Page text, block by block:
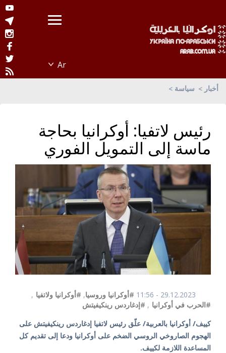
أخبار سياسة
رئيس لاتفيا: أوكرانيا بحاجة
ماسة إلى التمويل الفوري
29.12.2023 - 11:56 #أوكرانيا وروسيا, #أوكرانيا ولاتفيا ,
#الحرب في أوكرانيا , #إدغاردس رينكيفيتش
كييف/ أوكرانيا بالعربية/ علّق رئيس لاتفيا إدغاردس رينكيفيتش على
الهجوم الصاروخي الروسي الضخم على أوكرانيا ودعا إلى تقديم كل
المساعدة اللازمة لكييف.